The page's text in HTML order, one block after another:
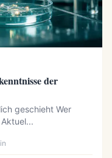
der
geschieht Wer